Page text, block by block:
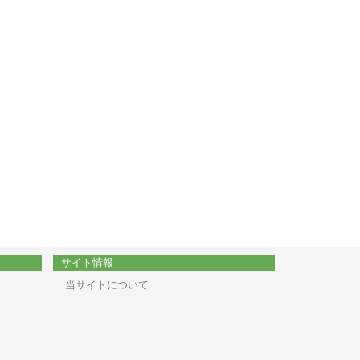
サイト情報
当サイトについて